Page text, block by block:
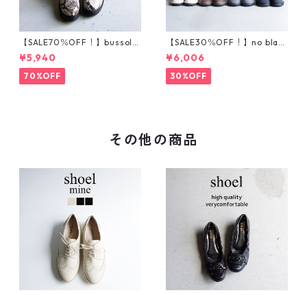
【SALE70％OFF！】bussola
ブソラ パイソン柄ストレ
ッチショートブーツ 935540
¥5,940
70%OFF
【SALE30％OFF！】no blan
d フェイクムートンブーツ
201-1
¥6,006
30%OFF
その他の商品